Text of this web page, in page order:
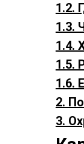
1.2.
1.3.
1.4.
1.5.
1.6.
2.
3.